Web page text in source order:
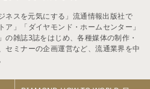
ネスを元気にする」流通情報出版社で
」「ダイヤモンド・ホームセンター」
の雑誌3誌をはじめ、各種媒体の制作・
セミナーの企画運営など、流通業界を中